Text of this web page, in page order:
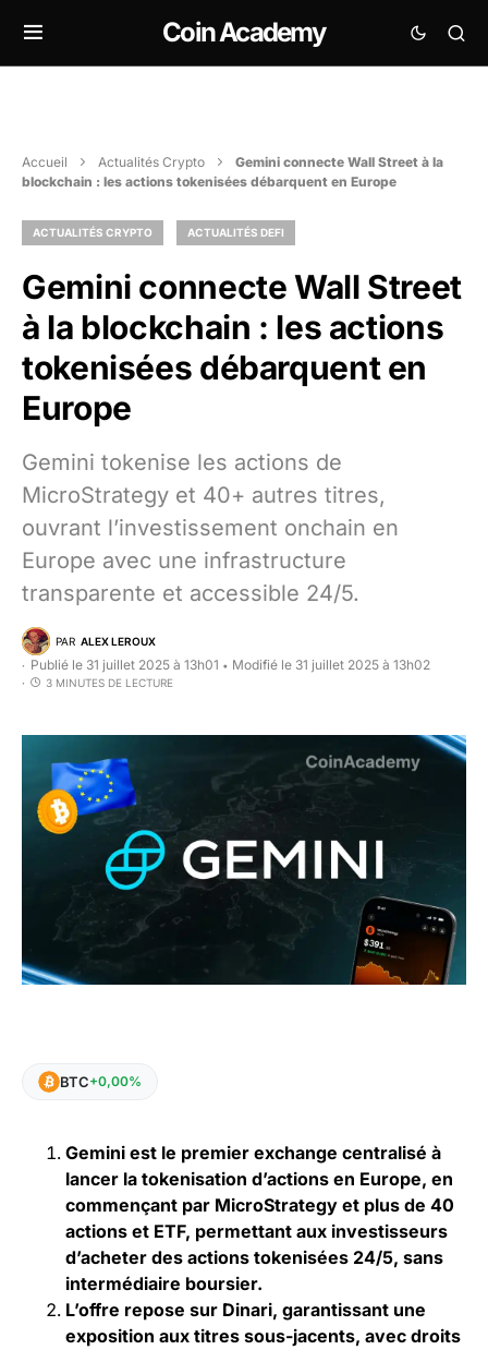
Coin Academy
Accueil Actualités Crypto
Gemini connecte Wall Street à la
blockchain : les actions tokenisées débarquent en Europe
ACTUALITÉS CRYPTO ACTUALITÉS DEFI
Gemini connecte Wall Street
à la blockchain : les actions
tokenisées débarquent en
Europe
Gemini tokenise les actions de
MicroStrategy et 40+ autres titres,
ouvrant l’investissement onchain en
Europe avec une infrastructure
transparente et accessible 24/5.
PAR ALEX LEROUX
Publié le 31 juillet 2025 à 13h01 • Modifié le 31 juillet 2025 à 13h02
3 MINUTES DE LECTURE
BTC+0,00%
Gemini est le premier exchange centralisé à
lancer la tokenisation d’actions en Europe, en
commençant par MicroStrategy et plus de 40
actions et ETF, permettant aux investisseurs
d’acheter des actions tokenisées 24/5, sans
intermédiaire boursier.
L’offre repose sur Dinari, garantissant une
exposition aux titres sous-jacents, avec droits